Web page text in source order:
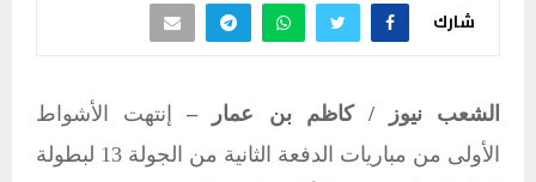
شارك
الشعب نيوز / كاظم بن عمار –
إنتهت الأشواط
الأولى من مباريات الدفعة الثانية من الجولة 13 لبطولة